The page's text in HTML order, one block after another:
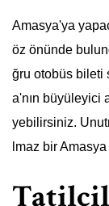
Amasya'ya
öz önünde
ğru otobüs bileti
a'nın büyüleyici
yebilirsiniz.
lmaz bir